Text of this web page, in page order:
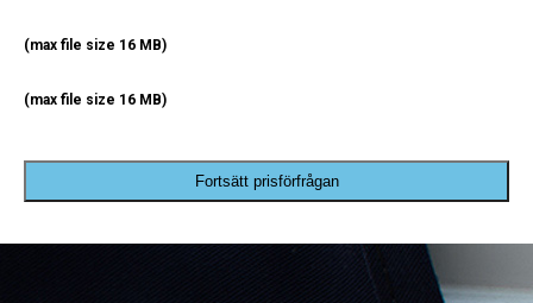
(max file size 16 MB)
(max file size 16 MB)
Fortsätt prisförfrågan